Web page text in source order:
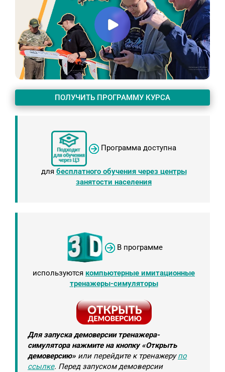
ПОЛУЧИТЬ ПРОГРАММУ КУРСА
Программа доступна
для бесплатного обучения через центры
занятости населения
В программе
используются компьютерные имитационные
тренажеры-симуляторы
Для запуска демоверсии тренажера-
симулятора нажмите на кнопку «Открыть
демоверсию» или перейдите к тренажерупо
ссылке. Перед запуском демоверсии